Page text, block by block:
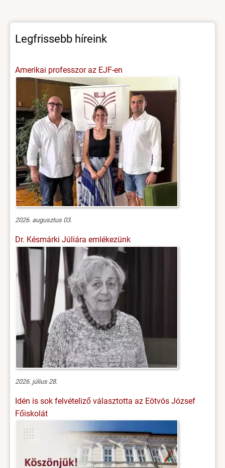
Legfrissebb híreink
Amerikai professzor az EJF-en
2026. augusztus 03.
Dr. Késmárki Júliára emlékezünk
2026. július 28.
Idén is sok felvételiző választotta az Eötvös József
Főiskolát